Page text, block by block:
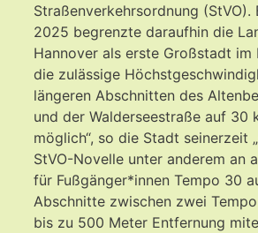
Straßenverkehrsordnung (StVO).
2025 begrenzte daraufhin die
Hannover als erste Großstadt im
die zulässige
längeren Abschnitten des
und der Walderseestraße auf 30
möglich“, so die Stadt seinerzeit
StVO-Novelle unter anderem an
für Fußgänger*innen Tempo 30
Abschnitte zwischen zwei
bis zu 500 Meter Entfernung